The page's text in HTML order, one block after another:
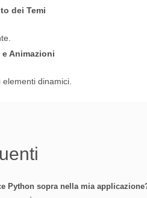
dei Temi
Animazioni
dinamici.
Python sopra nella mia